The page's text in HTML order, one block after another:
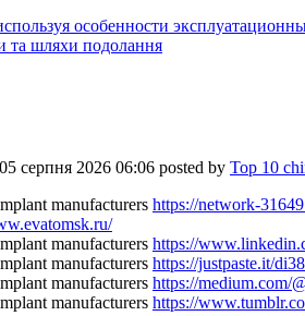
особенности
та шляхи подолання
серпня 2026 06:06 posted by Top 10
manufacturers https://network-
manufacturers https://
manufacturers https://justpaste.it/
manufacturers https://medium.com/
manufacturers https://